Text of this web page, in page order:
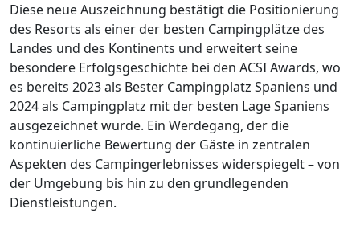
Diese neue Auszeichnung bestätigt die Positionierung
des Resorts als einer der besten Campingplätze des
Landes und des Kontinents und erweitert seine
besondere Erfolgsgeschichte bei den ACSI Awards, wo
es bereits 2023 als Bester Campingplatz Spaniens und
2024 als Campingplatz mit der besten Lage Spaniens
ausgezeichnet wurde. Ein Werdegang, der die
kontinuierliche Bewertung der Gäste in zentralen
Aspekten des Campingerlebnisses widerspiegelt – von
der Umgebung bis hin zu den grundlegenden
Dienstleistungen.